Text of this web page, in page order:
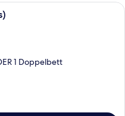
Bettwaren,
1 Doppelbett